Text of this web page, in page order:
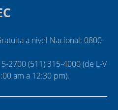
a nivel Nacional: 0800-
2700 (511) 315-4000 (de L-V
am a 12:30 pm).